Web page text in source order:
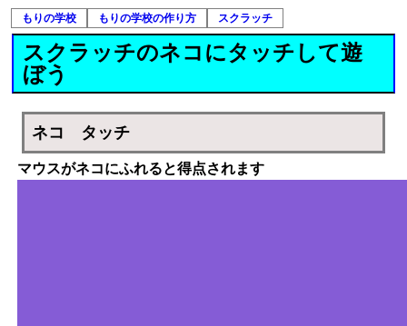
もりの学校 もりの学校の作り方 スクラッチ
スクラッチのネコにタッチして遊
ぼう
ネコ タッチ
マウスがネコにふれると得点されます